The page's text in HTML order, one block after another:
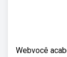
Webvocê